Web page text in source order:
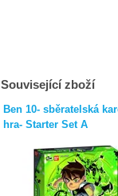
Související zboží
Ben 10- sběratelská
hra- Starter Set A